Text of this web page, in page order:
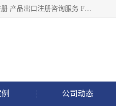
深圳市鼎顺检测认证有限公司专注于各类产品出口注册 产品注册 美国URN注册 跨境电商产品出口注册 产品出口注册咨询服务 FDA食品注册等我们是一家商务服务公司，为客户提供商标注册，本公司实力雄厚，能满足客户多种需求。
公司动态